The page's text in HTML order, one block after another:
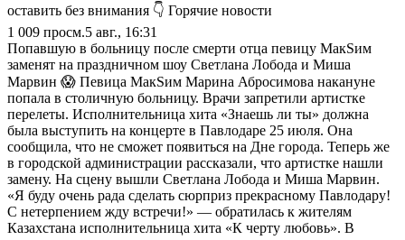
оставить без внимания 👇 Горячие новости
1 009 просм.5 авг., 16:31
Попавшую в больницу после смерти отца певицу МакSим
заменят на праздничном шоу Светлана Лобода и Миша
Марвин 😱 Певица МакSим Марина Абросимова накануне
попала в столичную больницу. Врачи запретили артистке
перелеты. Исполнительница хита «Знаешь ли ты» должна
была выступить на концерте в Павлодаре 25 июля. Она
сообщила, что не сможет появиться на Дне города. Теперь же
в городской администрации рассказали, что артистке нашли
замену. На сцену вышли Светлана Лобода и Миша Марвин.
«Я буду очень рада сделать сюрприз прекрасному Павлодару!
С нетерпением жду встречи!» — обратилась к жителям
Казахстана исполнительница хита «К черту любовь». В